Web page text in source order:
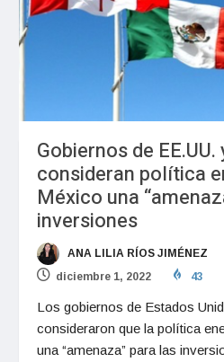
Gobiernos de EE.UU.
consideran política
México una
inversiones
ANA LILIA RÍOS JIMÉNEZ
diciembre 1, 2022
43
Los gobiernos de Estados
consideraron que la política
una “amenaza” para las